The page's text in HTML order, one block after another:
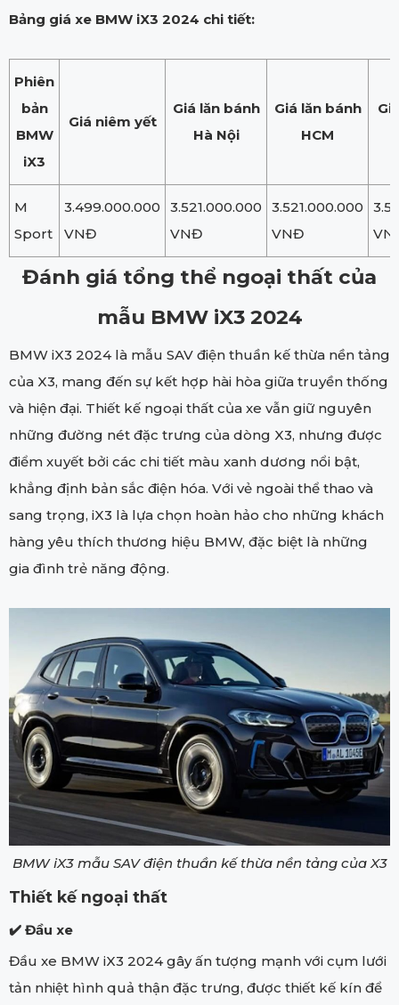
Bảng giá xe BMW iX3 2024 chi tiết:
Phiên
bản
BMW
iX3
Giá niêm yết
Giá lăn bánh
Hà Nội
Giá lăn bánh
HCM
M
Sport
3.499.000.000
VNĐ
3.521.000.000
VNĐ
3.521.000.000
VNĐ
Đánh giá tổng thể ngoại thất của
mẫu BMW iX3 2024
BMW iX3 2024 là mẫu SAV điện thuần kế thừa nền tảng
của X3, mang đến sự kết hợp hài hòa giữa truyền thống
và hiện đại. Thiết kế ngoại thất của xe vẫn giữ nguyên
những đường nét đặc trưng của dòng X3, nhưng được
điểm xuyết bởi các chi tiết màu xanh dương nổi bật,
khẳng định bản sắc điện hóa. Với vẻ ngoài thể thao và
sang trọng, iX3 là lựa chọn hoàn hảo cho những khách
hàng yêu thích thương hiệu BMW, đặc biệt là những
gia đình trẻ năng động.
BMW iX3 mẫu SAV điện thuần kế thừa nền tảng của X3
Thiết kế ngoại thất
✔️ Đầu xe
Đầu xe BMW iX3 2024 gây ấn tượng mạnh với cụm lưới
tản nhiệt hình quả thận đặc trưng, được thiết kế kín để